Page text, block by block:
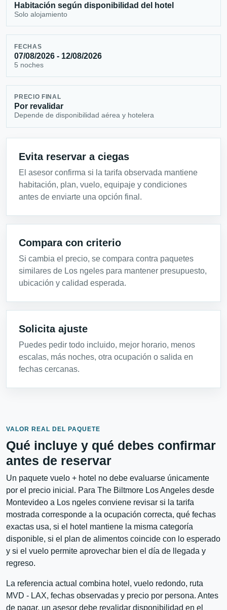
Habitación según disponibilidad del hotel
Solo alojamiento
FECHAS
07/08/2026 - 12/08/2026
5 noches
PRECIO FINAL
Por revalidar
Depende de disponibilidad aérea y hotelera
Evita reservar a ciegas
El asesor confirma si la tarifa observada mantiene
habitación, plan, vuelo, equipaje y condiciones
antes de enviarte una opción final.
Compara con criterio
Si cambia el precio, se compara contra paquetes
similares de Los ngeles para mantener presupuesto,
ubicación y calidad esperada.
Solicita ajuste
Puedes pedir todo incluido, mejor horario, menos
escalas, más noches, otra ocupación o salida en
fechas cercanas.
VALOR REAL DEL PAQUETE
Qué incluye y qué debes confirmar
antes de reservar
Un paquete vuelo + hotel no debe evaluarse únicamente
por el precio inicial. Para The Biltmore Los Angeles desde
Montevideo a Los ngeles conviene revisar si la tarifa
mostrada corresponde a la ocupación correcta, qué fechas
exactas usa, si el hotel mantiene la misma categoría
disponible, si el plan de alimentos coincide con lo esperado
y si el vuelo permite aprovechar bien el día de llegada y
regreso.
La referencia actual combina hotel, vuelo redondo, ruta
MVD - LAX, fechas observadas y precio por persona. Antes
de pagar, un asesor debe revalidar disponibilidad en el